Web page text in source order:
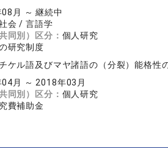
月 ～ 継続中
会 / 言語学
同別）区分： 個人研究
研究制度
ケル語及びマヤ諸語の（分裂）能格性
月 ～ 2018年03月
同別）区分： 個人研究
費補助金